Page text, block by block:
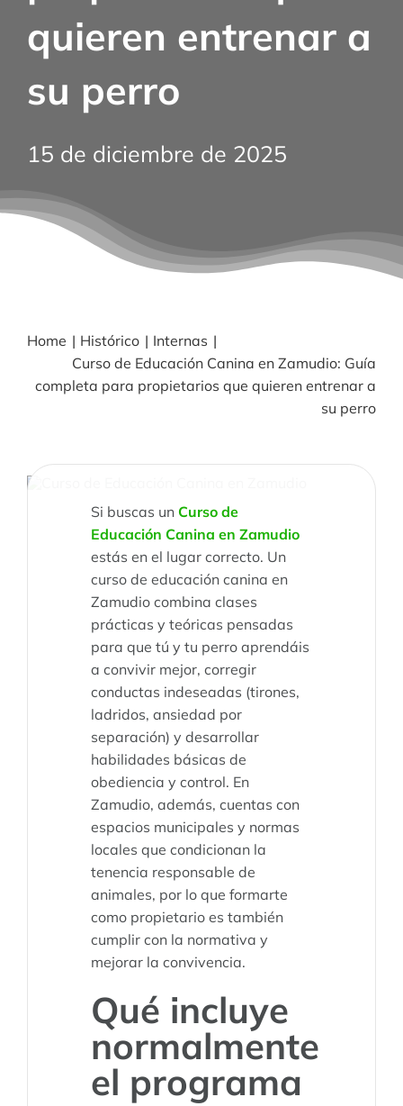
BLOG
quieren entrenar a
su perro
15 de diciembre de 2025
Home Histórico
Internas
Curso de Educación Canina en Zamudio: Guía
completa para propietarios que quieren entrenar a
su perro
Si buscas un Curso de
Educación Canina en Zamudio
estás en el lugar correcto. Un
curso de educación canina en
Zamudio combina clases
prácticas y teóricas pensadas
para que tú y tu perro aprendáis
a convivir mejor, corregir
conductas indeseadas (tirones,
ladridos, ansiedad por
separación) y desarrollar
habilidades básicas de
obediencia y control. En
Zamudio, además, cuentas con
espacios municipales y normas
locales que condicionan la
tenencia responsable de
animales, por lo que formarte
como propietario es también
cumplir con la normativa y
mejorar la convivencia.
Qué incluye
normalmente
el programa